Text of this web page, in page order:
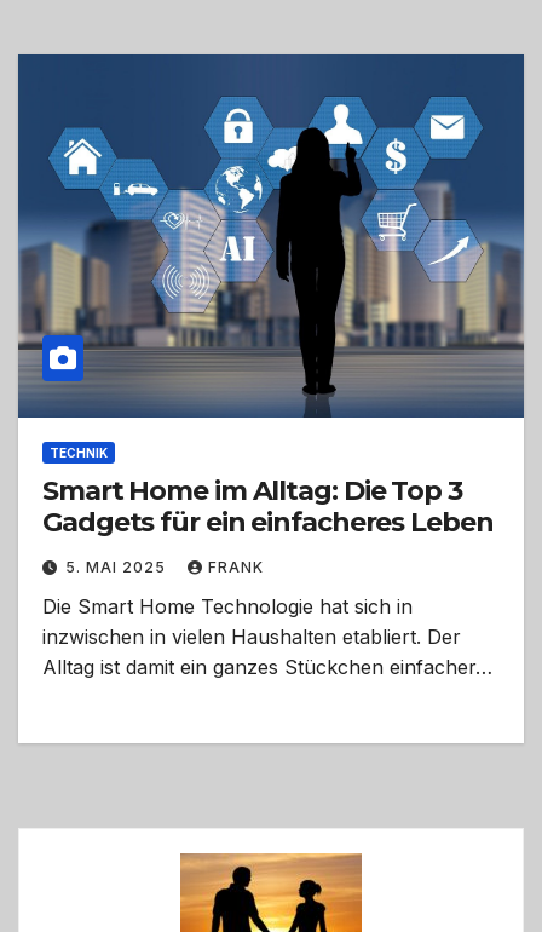
TECHNIK
Smart Home im Alltag: Die Top 3
Gadgets für ein einfacheres Leben
5. MAI 2025 FRANK
Die Smart Home Technologie hat sich in
inzwischen in vielen Haushalten etabliert. Der
Alltag ist damit ein ganzes Stückchen einfacher…